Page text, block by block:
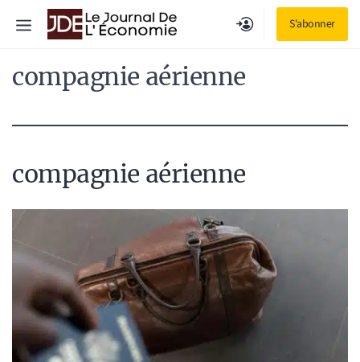
S'abonner
Menu
compagnie aérienne
compagnie aérienne